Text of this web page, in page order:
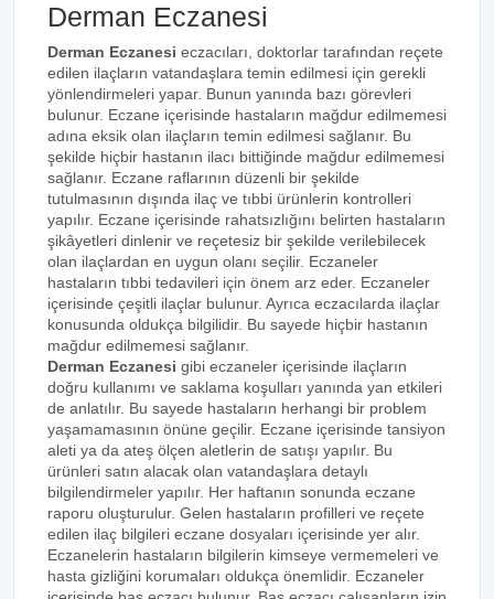
Derman Eczanesi
Derman Eczanesi eczacıları, doktorlar tarafından reçete
edilen ilaçların vatandaşlara temin edilmesi için gerekli
yönlendirmeleri yapar. Bunun yanında bazı görevleri
bulunur. Eczane içerisinde hastaların mağdur edilmemesi
adına eksik olan ilaçların temin edilmesi sağlanır. Bu
şekilde hiçbir hastanın ilacı bittiğinde mağdur edilmemesi
sağlanır. Eczane raflarının düzenli bir şekilde
tutulmasının dışında ilaç ve tıbbi ürünlerin kontrolleri
yapılır. Eczane içerisinde rahatsızlığını belirten hastaların
şikâyetleri dinlenir ve reçetesiz bir şekilde verilebilecek
olan ilaçlardan en uygun olanı seçilir. Eczaneler
hastaların tıbbi tedavileri için önem arz eder. Eczaneler
içerisinde çeşitli ilaçlar bulunur. Ayrıca eczacılarda ilaçlar
konusunda oldukça bilgilidir. Bu sayede hiçbir hastanın
mağdur edilmemesi sağlanır.
Derman Eczanesi gibi eczaneler içerisinde ilaçların
doğru kullanımı ve saklama koşulları yanında yan etkileri
de anlatılır. Bu sayede hastaların herhangi bir problem
yaşamamasının önüne geçilir. Eczane içerisinde tansiyon
aleti ya da ateş ölçen aletlerin de satışı yapılır. Bu
ürünleri satın alacak olan vatandaşlara detaylı
bilgilendirmeler yapılır. Her haftanın sonunda eczane
raporu oluşturulur. Gelen hastaların profilleri ve reçete
edilen ilaç bilgileri eczane dosyaları içerisinde yer alır.
Eczanelerin hastaların bilgilerin kimseye vermemeleri ve
hasta gizliğini korumaları oldukça önemlidir. Eczaneler